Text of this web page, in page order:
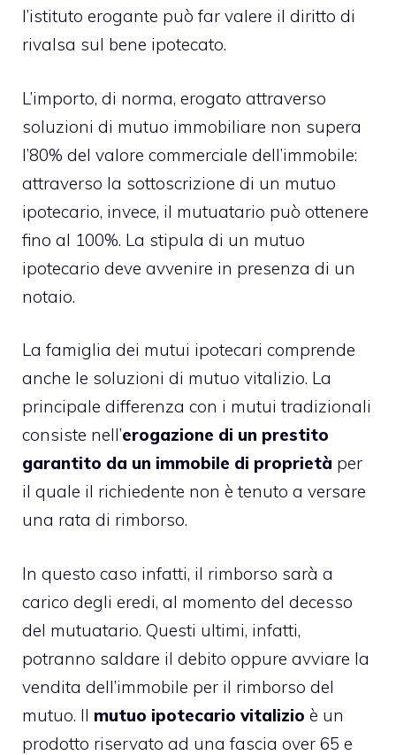
l’istituto erogante può far valere il diritto di
rivalsa sul bene ipotecato.
L’importo, di norma, erogato attraverso
soluzioni di mutuo immobiliare non supera
l’80% del valore commerciale dell’immobile:
attraverso la sottoscrizione di un mutuo
ipotecario, invece, il mutuatario può ottenere
fino al 100%. La stipula di un mutuo
ipotecario deve avvenire in presenza di un
notaio.
La famiglia dei mutui ipotecari comprende
anche le soluzioni di mutuo vitalizio. La
principale differenza con i mutui tradizionali
consiste nell’erogazione di un prestito
garantito da un immobile di proprietà per
il quale il richiedente non è tenuto a versare
una rata di rimborso.
In questo caso infatti, il rimborso sarà a
carico degli eredi, al momento del decesso
del mutuatario. Questi ultimi, infatti,
potranno saldare il debito oppure avviare la
vendita dell’immobile per il rimborso del
mutuo. Il mutuo ipotecario vitalizio è un
prodotto riservato ad una fascia over 65 e